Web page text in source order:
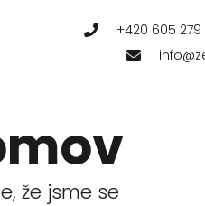
+420 605 279
-
že jsme se